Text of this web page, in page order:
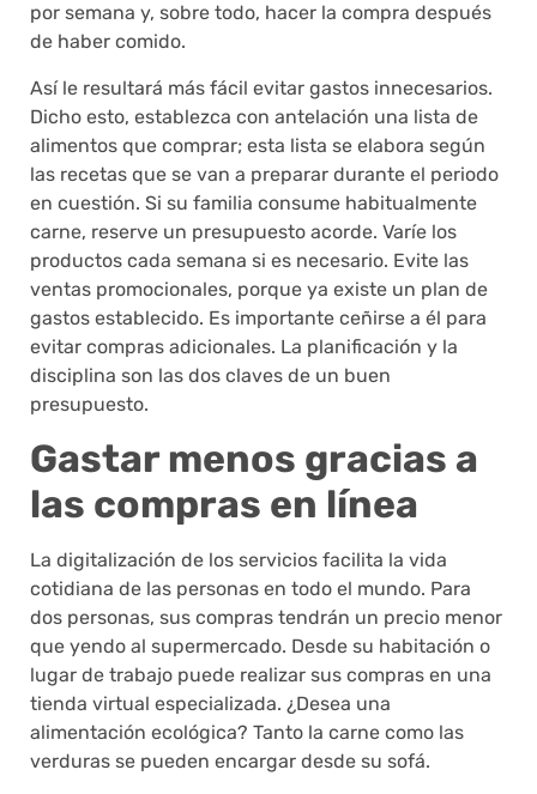
por semana y, sobre todo, hacer la compra después
de haber comido.
Así le resultará más fácil evitar gastos innecesarios.
Dicho esto, establezca con antelación una lista de
alimentos que comprar; esta lista se elabora según
las recetas que se van a preparar durante el periodo
en cuestión. Si su familia consume habitualmente
carne, reserve un presupuesto acorde. Varíe los
productos cada semana si es necesario. Evite las
ventas promocionales, porque ya existe un plan de
gastos establecido. Es importante ceñirse a él para
evitar compras adicionales. La planificación y la
disciplina son las dos claves de un buen
presupuesto.
Gastar menos gracias a
las compras en línea
La digitalización de los servicios facilita la vida
cotidiana de las personas en todo el mundo. Para
dos personas, sus compras tendrán un precio menor
que yendo al supermercado. Desde su habitación o
lugar de trabajo puede realizar sus compras en una
tienda virtual especializada. ¿Desea una
alimentación ecológica? Tanto la carne como las
verduras se pueden encargar desde su sofá.